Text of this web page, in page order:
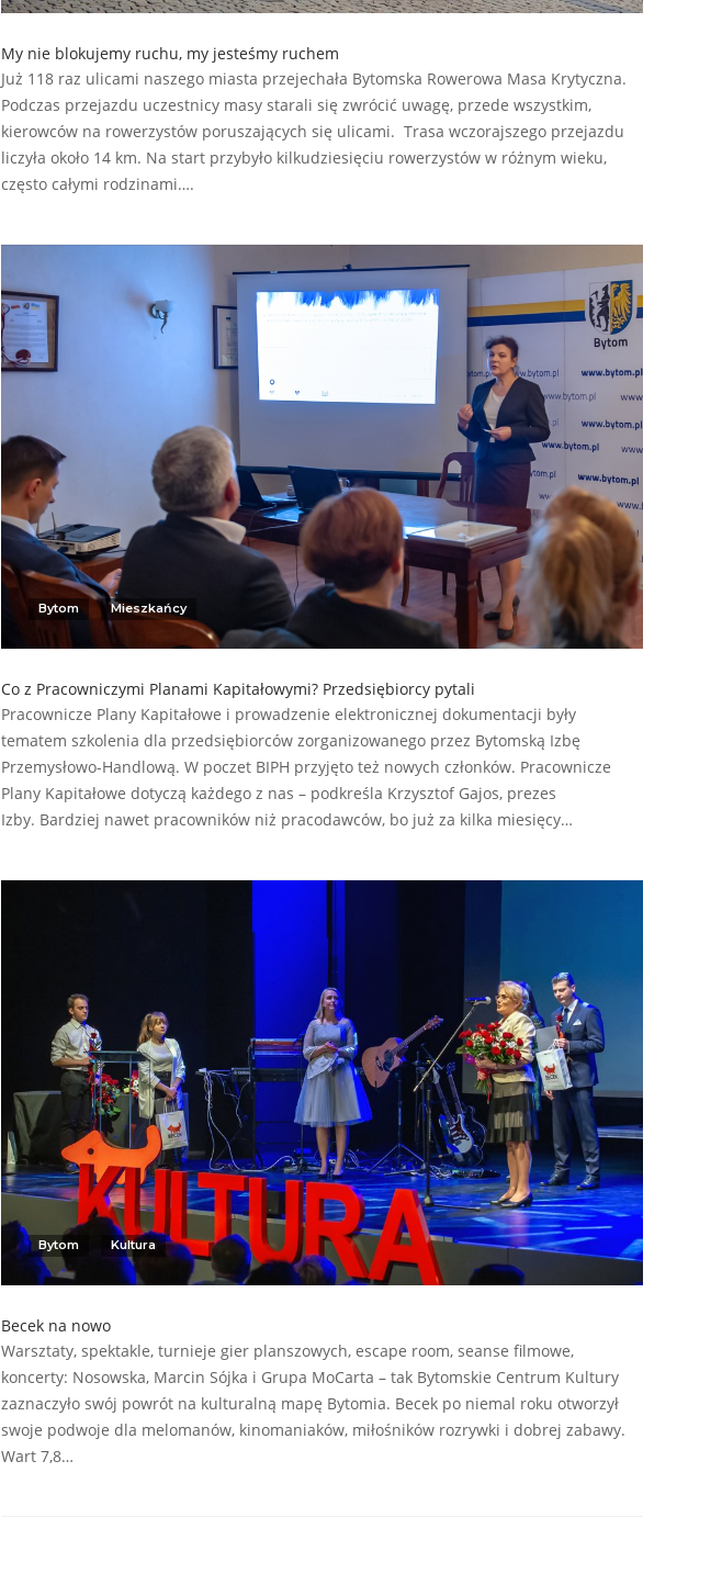
My nie blokujemy ruchu, my jesteśmy ruchem
Już 118 raz ulicami naszego miasta przejechała Bytomska Rowerowa Masa Krytyczna.
Podczas przejazdu uczestnicy masy starali się zwrócić uwagę, przede wszystkim,
kierowców na rowerzystów poruszających się ulicami. Trasa wczorajszego przejazdu
liczyła około 14 km. Na start przybyło kilkudziesięciu rowerzystów w różnym wieku,
często całymi rodzinami….
Bytom Mieszkańcy
Co z Pracowniczymi Planami Kapitałowymi? Przedsiębiorcy pytali
Pracownicze Plany Kapitałowe i prowadzenie elektronicznej dokumentacji były
tematem szkolenia dla przedsiębiorców zorganizowanego przez Bytomską Izbę
Przemysłowo-Handlową. W poczet BIPH przyjęto też nowych członków. Pracownicze
Plany Kapitałowe dotyczą każdego z nas – podkreśla Krzysztof Gajos, prezes
Izby. Bardziej nawet pracowników niż pracodawców, bo już za kilka miesięcy…
Bytom Kultura
Becek na nowo
Warsztaty, spektakle, turnieje gier planszowych, escape room, seanse filmowe,
koncerty: Nosowska, Marcin Sójka i Grupa MoCarta – tak Bytomskie Centrum Kultury
zaznaczyło swój powrót na kulturalną mapę Bytomia. Becek po niemal roku otworzył
swoje podwoje dla melomanów, kinomaniaków, miłośników rozrywki i dobrej zabawy.
Wart 7,8…